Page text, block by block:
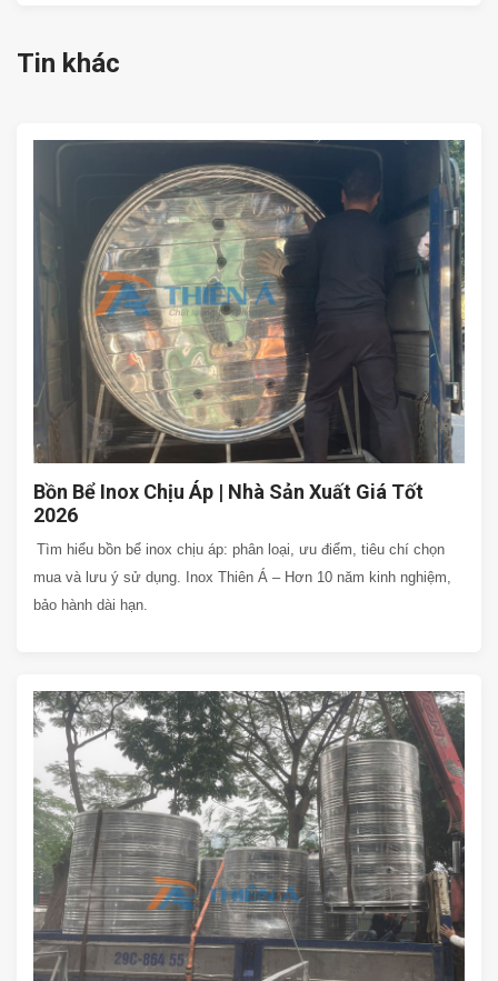
Tin khác
Bồn Bể Inox Chịu Áp | Nhà Sản Xuất Giá Tốt
2026
Tìm hiểu bồn bể inox chịu áp: phân loại, ưu điểm, tiêu chí chọn
mua và lưu ý sử dụng. Inox Thiên Á – Hơn 10 năm kinh nghiệm,
bảo hành dài hạn.